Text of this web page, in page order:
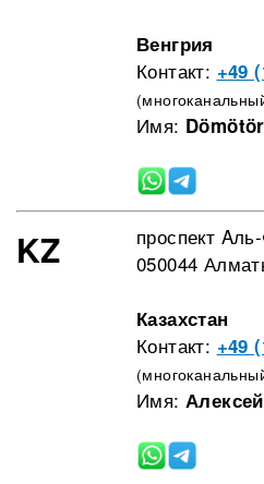
Венгрия
Контакт: +49
Имя: Dömötör
KZ
проспект
050044
Казахстан
Контакт: +49
Имя: Алексей